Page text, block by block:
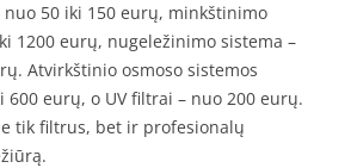
nuo 50 iki 150 eurų, minkštinimo
1200 eurų, nugeležinimo sistema –
Atvirkštinio osmoso sistemos
600 eurų, o UV filtrai – nuo 200 eurų.
tik filtrus, bet ir profesionalų